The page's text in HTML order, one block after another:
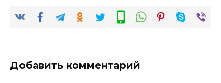
Добавить комментарий